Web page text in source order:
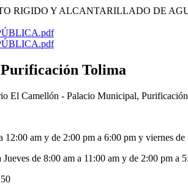
RIGIDO Y ALCANTARILLADO DE
Tolima
El Camellón - Palacio Municipal,
12:00 am y de 2:00 pm a 6:00 pm y viernes
de 8:00 am a 11:00 am y de 2:00 pm a